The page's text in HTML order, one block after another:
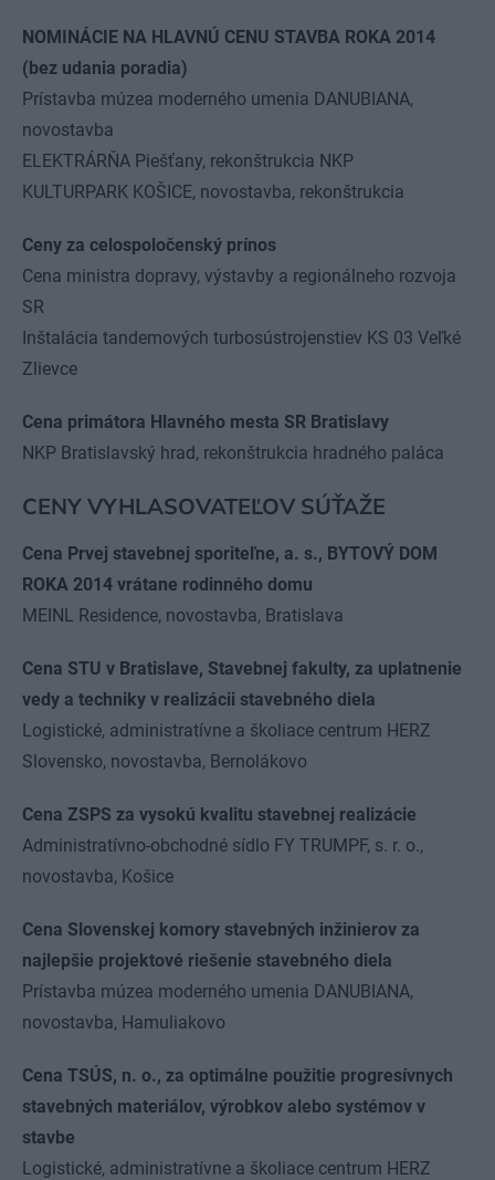
NOMINÁCIE NA HLAVNÚ CENU STAVBA ROKA 2014
(bez udania poradia)
Prístavba múzea moderného umenia DANUBIANA,
novostavba
ELEKTRÁRŇA Piešťany, rekonštrukcia NKP
KULTURPARK KOŠICE, novostavba, rekonštrukcia
Ceny za celospoločenský prínos
Cena ministra dopravy, výstavby a regionálneho rozvoja
SR
Inštalácia tandemových turbosústrojenstiev KS 03 Veľké
Zlievce
Cena primátora Hlavného mesta SR Bratislavy
NKP Bratislavský hrad, rekonštrukcia hradného paláca
CENY VYHLASOVATEĽOV SÚŤAŽE
Cena Prvej stavebnej sporiteľne, a. s., BYTOVÝ DOM
ROKA 2014 vrátane rodinného domu
MEINL Residence, novostavba, Bratislava
Cena STU v Bratislave, Stavebnej fakulty, za uplatnenie
vedy a techniky v realizácii stavebného diela
Logistické, administratívne a školiace centrum HERZ
Slovensko, novostavba, Bernolákovo
Cena ZSPS za vysokú kvalitu stavebnej realizácie
Administratívno-obchodné sídlo FY TRUMPF, s. r. o.,
novostavba, Košice
Cena Slovenskej komory stavebných inžinierov za
najlepšie projektové riešenie stavebného diela
Prístavba múzea moderného umenia DANUBIANA,
novostavba, Hamuliakovo
Cena TSÚS, n. o., za optimálne použitie progresívnych
stavebných materiálov, výrobkov alebo systémov v
stavbe
Logistické, administratívne a školiace centrum HERZ